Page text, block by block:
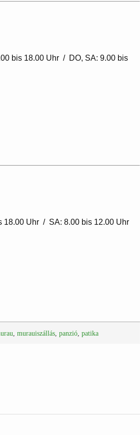
bis 18.00 Uhr / DO, SA: 9.00 bis
18.00 Uhr / SA: 8.00 bis 12.00 Uhr
murauiszállás, panzió, patika